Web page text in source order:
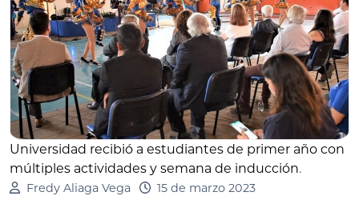
Universidad recibió a estudiantes de primer año con
múltiples actividades y semana de inducción.
Fredy Aliaga Vega 15 de marzo 2023